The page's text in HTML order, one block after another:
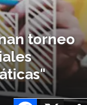
torneo
X
Facebook